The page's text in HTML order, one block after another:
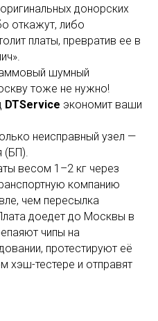
донорских
откажут, либо
платы, превратив ее в
шумный
тоже не нужно!
DTService экономит ваши
неисправный узел —
(БП).
весом 1–2 кг через
компанию
чем пересылка
доедет до Москвы в
чипы на
протестируют её
хэш-тестере и отправят